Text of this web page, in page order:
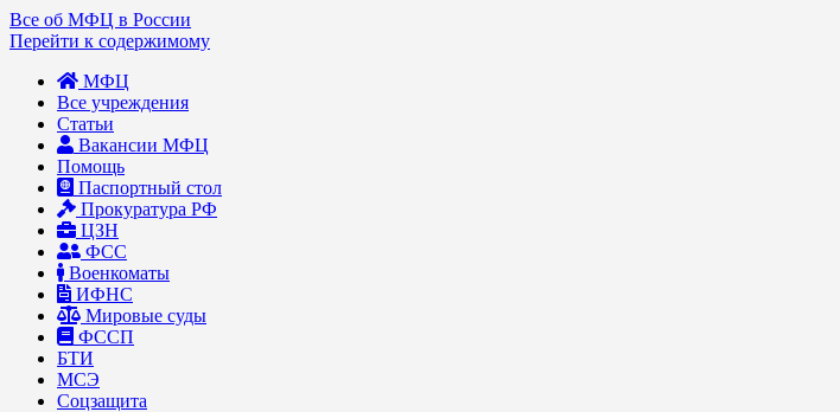
Все об МФЦ в России
Перейти к содержимому
МФЦ
Все учреждения
Статьи
Вакансии МФЦ
Помощь
Паспортный стол
Прокуратура РФ
ЦЗН
ФСС
Военкоматы
ИФНС
Мировые суды
ФССП
БТИ
МСЭ
Соцзащита